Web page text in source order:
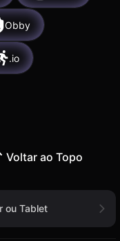
Obby
.io
Voltar ao Topo
ou Tablet